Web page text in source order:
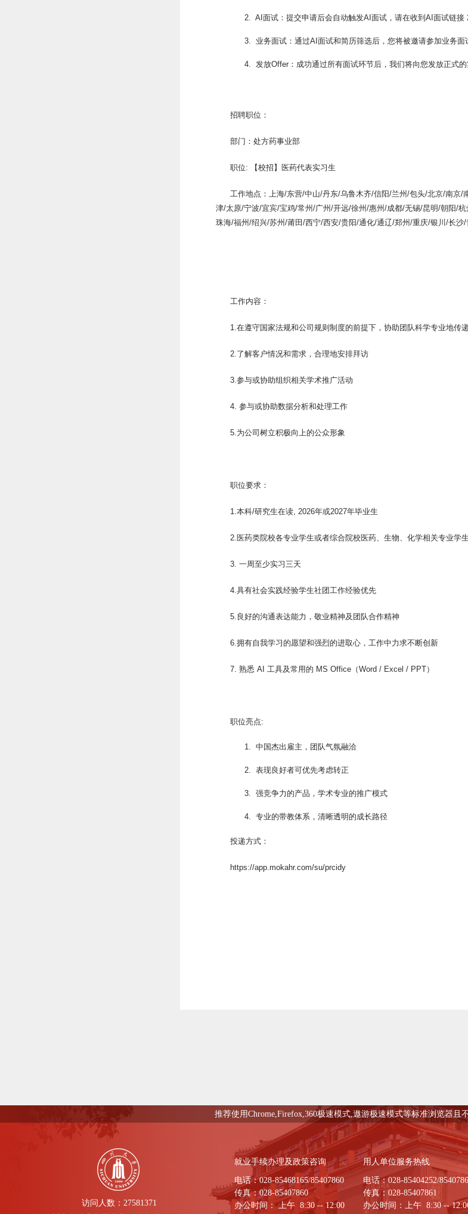
2. AI面试：提交申请后会自动触发AI面试，请在收到AI面试链接
3. 业务面试：通过AI面试和简历筛选后，您将被邀请参加业务面
4. 发放Offer：成功通过所有面试环节后，我们将向您发放正式的
招聘职位：
部门：处方药事业部
职位: 【校招】医药代表实习生
工作地点：上海/东营/中山/丹东/乌鲁木齐/信阳/兰州/包头/北京/南京
津/太原/宁波/宜宾/宝鸡/常州/广州/开远/徐州/惠州/成都/无锡/昆明/朝阳/
珠海/福州/绍兴/苏州/莆田/西宁/西安/贵阳/通化/通辽/郑州/重庆/银川/长沙
工作内容：
1.在遵守国家法规和公司规则制度的前提下，协助团队科学专业地传
2.了解客户情况和需求，合理地安排拜访
3.参与或协助组织相关学术推广活动
4. 参与或协助数据分析和处理工作
5.为公司树立积极向上的公众形象
职位要求：
1.本科/研究生在读, 2026年或2027年毕业生
2.医药类院校各专业学生或者综合院校医药、生物、化学相关专业学
3. 一周至少实习三天
4.具有社会实践经验学生社团工作经验优先
5.良好的沟通表达能力，敬业精神及团队合作精神
6.拥有自我学习的愿望和强烈的进取心，工作中力求不断创新
7. 熟悉 AI 工具及常用的 MS Office（Word / Excel / PPT）
职位亮点:
1. 中国杰出雇主，团队气氛融洽
2. 表现良好者可优先考虑转正
3. 强竞争力的产品，学术专业的推广模式
4. 专业的带教体系，清晰透明的成长路径
投递方式：
https://app.mokahr.com/su/prcidy
推荐使用Chrome,Firefox,360极速模式,遨游极速模式等标准浏览器且
访问人数： 27581371
就业手续办理及政策咨询
电话：028-85468165/85407860
传真：028-85407860
办公时间： 上午 8:30 -- 12:00
用人单位服务热线
电话：028-85404252/
传真：028-85407861
办公时间：上午 8:30 --